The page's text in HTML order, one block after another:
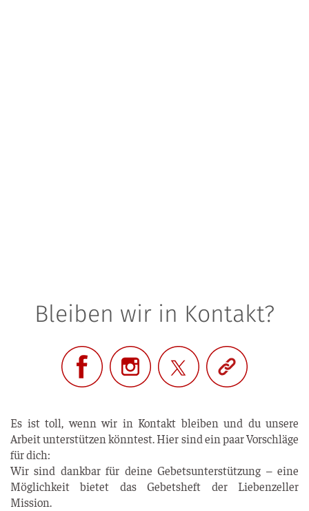
Bleiben wir in Kontakt?
Es ist toll, wenn wir in Kon­takt blei­ben und du unse­re
Arbeit unter­stüt­zen könn­test. Hier sind ein paar Vor­schlä­ge
für dich:
Wir sind dank­bar für dei­ne Gebets­un­ter­stüt­zung – eine
Mög­lich­keit bie­tet das Gebets­heft der Lie­ben­zel­ler
Mission.